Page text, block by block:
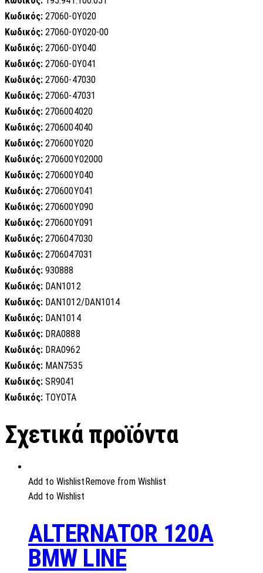
Κωδικός: 27060-0Y020
Κωδικός: 27060-0Y020-00
Κωδικός: 27060-0Y040
Κωδικός: 27060-0Y041
Κωδικός: 27060-47030
Κωδικός: 27060-47031
Κωδικός: 2706004020
Κωδικός: 2706004040
Κωδικός: 270600Y020
Κωδικός: 270600Y02000
Κωδικός: 270600Y040
Κωδικός: 270600Y041
Κωδικός: 270600Y090
Κωδικός: 270600Y091
Κωδικός: 2706047030
Κωδικός: 2706047031
Κωδικός: 930888
Κωδικός: DAN1012
Κωδικός: DAN1012/DAN1014
Κωδικός: DAN1014
Κωδικός: DRA0888
Κωδικός: DRA0962
Κωδικός: MAN7535
Κωδικός: SR9041
Κωδικός: TOYOTA
Σχετικά προϊόντα
Add to Wishlist Remove from Wishlist
Add to Wishlist
ALTERNATOR 120A
BMW LINE